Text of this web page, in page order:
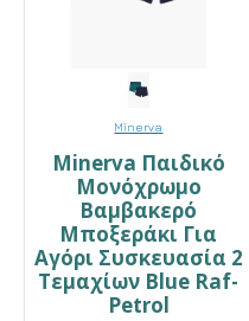
Minerva
Minerva Παιδικό
Μονόχρωμο
Βαμβακερό
Μποξεράκι Για
Αγόρι Συσκευασία 2
Τεμαχίων Blue Raf-
Petrol